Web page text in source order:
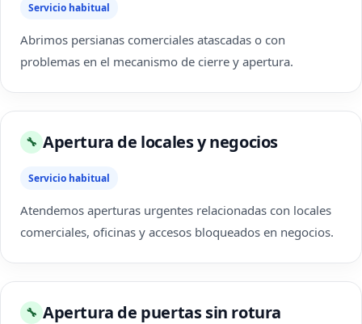
Servicio habitual
Abrimos persianas comerciales atascadas o con
problemas en el mecanismo de cierre y apertura.
🔧 Apertura de locales y negocios
Servicio habitual
Atendemos aperturas urgentes relacionadas con locales
comerciales, oficinas y accesos bloqueados en negocios.
🔧 Apertura de puertas sin rotura